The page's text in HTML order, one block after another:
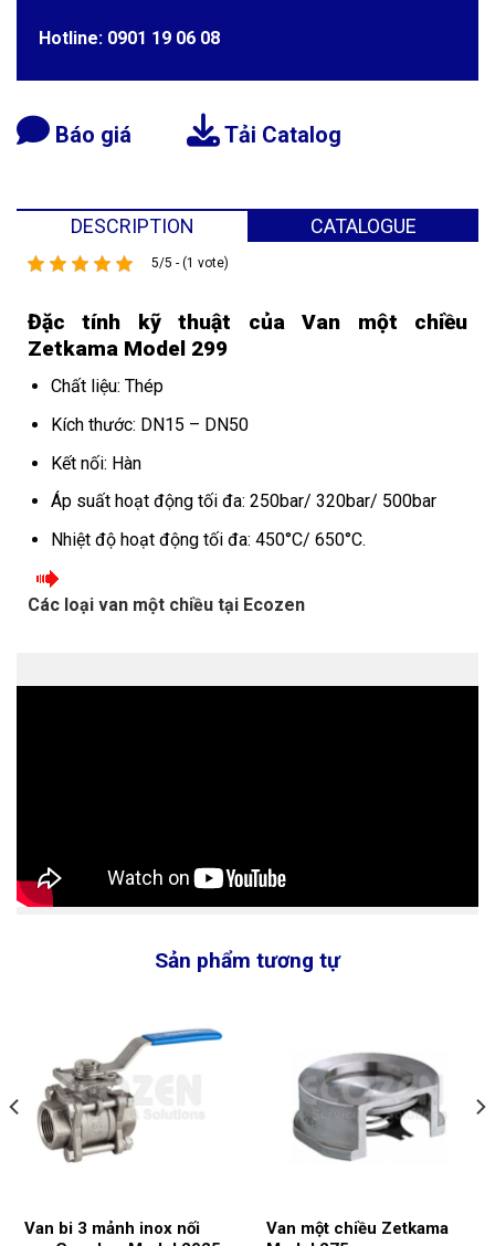
Hotline: 0901 19 06 08
Báo giá Tải Catalog
DESCRIPTION CATALOGUE
5/5 - (1 vote)
Đặc tính kỹ thuật của Van một chiều
Zetkama Model 299
Chất liệu: Thép
Kích thước: DN15 – DN50
Kết nối: Hàn
Áp suất hoạt động tối đa: 250bar/ 320bar/ 500bar
Nhiệt độ hoạt động tối đa: 450°C/ 650°C.
Các loại van một chiều tại Ecozen
Sản phẩm tương tự
Van bi 3 mảnh inox nối
Van một chiều Zetkama